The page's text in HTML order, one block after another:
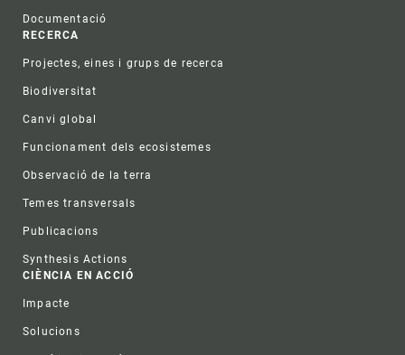
Documentació
RECERCA
Projectes, eines i grups de recerca
Biodiversitat
Canvi global
Funcionament dels ecosistemes
Observació de la terra
Temes transversals
Publicacions
Synthesis Actions
CIÈNCIA EN ACCIÓ
Impacte
Solucions